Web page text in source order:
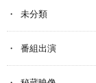
未分類
番組出演